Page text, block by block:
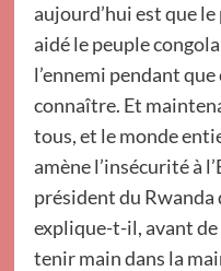
aujourd’hui est que
aidé le peuple
l’ennemi pendant
connaître. Et
tous, et le monde
amène l’insécurité à
président du Rwanda
explique-t-il, avant de
tenir main dans la